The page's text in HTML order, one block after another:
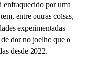
enfraquecido por uma
entre outras coisas,
experimentadas
dor no joelho que o
desde 2022.